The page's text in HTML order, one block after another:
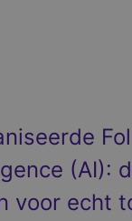
(AI):
voor echt